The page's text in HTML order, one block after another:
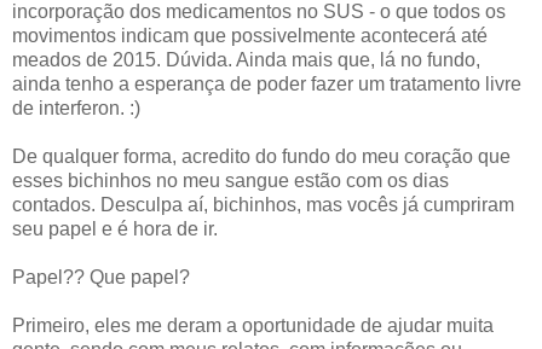
incorporação dos medicamentos no SUS - o que todos os
movimentos indicam que possivelmente acontecerá até
meados de 2015. Dúvida. Ainda mais que, lá no fundo,
ainda tenho a esperança de poder fazer um tratamento livre
de interferon. :)
De qualquer forma, acredito do fundo do meu coração que
esses bichinhos no meu sangue estão com os dias
contados. Desculpa aí, bichinhos, mas vocês já cumpriram
seu papel e é hora de ir.
Papel?? Que papel?
Primeiro, eles me deram a oportunidade de ajudar muita